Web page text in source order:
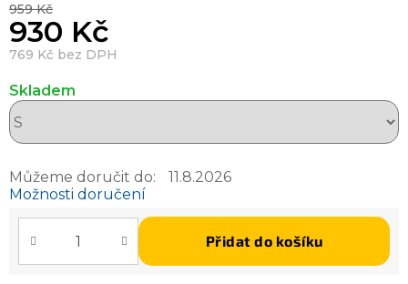
959 Kč
930 Kč
769 Kč bez DPH
Skladem
Můžeme doručit do:
11.8.2026
Možnosti doručení
Přidat do košíku